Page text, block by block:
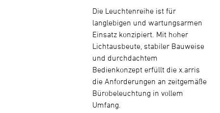
Die Leuchtenreihe ist für
langlebigen und wartungsarmen
Einsatz konzipiert. Mit hoher
Lichtausbeute, stabiler Bauweise
und durchdachtem
Bedienkonzept erfüllt die x.arris
die Anforderungen an zeitgemäße
Bürobeleuchtung in vollem
Umfang.